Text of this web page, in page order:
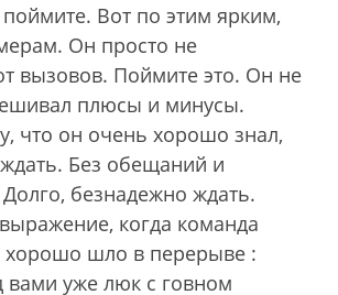
Вот по этим ярким,
Он просто не
вызовов. Поймите это. Он не
плюсы и минусы.
что он очень хорошо знал,
Без обещаний и
безнадежно ждать.
когда команда
хорошо шло в перерыве :
вами уже люк с говном